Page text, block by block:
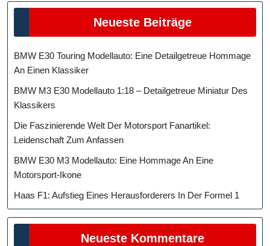
Neueste Beiträge
BMW E30 Touring Modellauto: Eine Detailgetreue Hommage
An Einen Klassiker
BMW M3 E30 Modellauto 1:18 – Detailgetreue Miniatur Des
Klassikers
Die Faszinierende Welt Der Motorsport Fanartikel:
Leidenschaft Zum Anfassen
BMW E30 M3 Modellauto: Eine Hommage An Eine
Motorsport-Ikone
Haas F1: Aufstieg Eines Herausforderers In Der Formel 1
Neueste Kommentare